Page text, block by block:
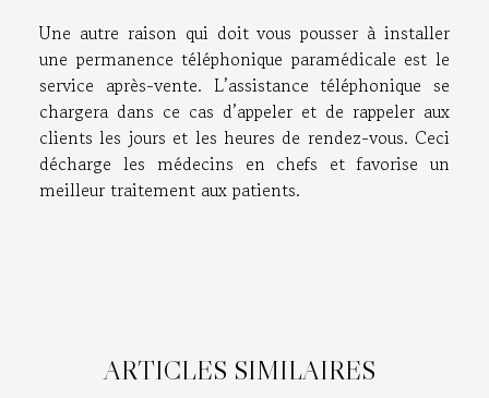
Une autre raison qui doit vous pousser à installer
une permanence téléphonique paramédicale est le
service après-vente. L’assistance téléphonique se
chargera dans ce cas d’appeler et de rappeler aux
clients les jours et les heures de rendez-vous. Ceci
décharge les médecins en chefs et favorise un
meilleur traitement aux patients.
ARTICLES SIMILAIRES